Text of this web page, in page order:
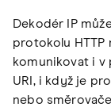
Dekodér IP
protokolu HTTP
komunikovat i v
URI, i když je
nebo